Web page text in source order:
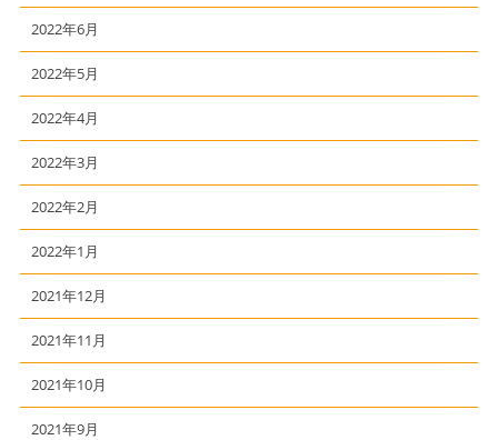
2022年6月
2022年5月
2022年4月
2022年3月
2022年2月
2022年1月
2021年12月
2021年11月
2021年10月
2021年9月